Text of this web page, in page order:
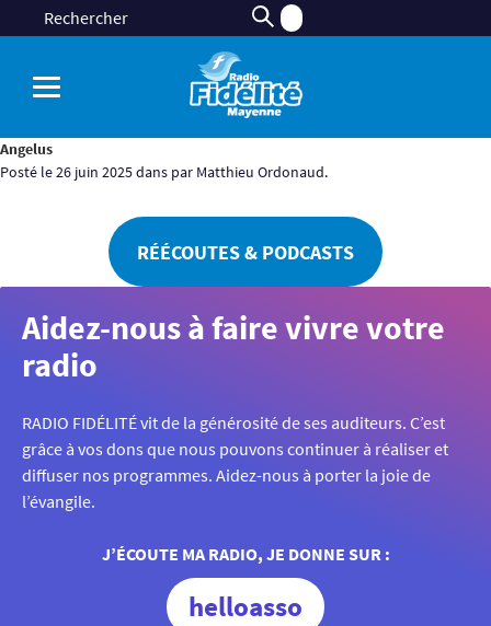
Angelus
Posté le 26 juin 2025 dans par Matthieu Ordonaud.
RÉÉCOUTES & PODCASTS
Aidez-nous à faire vivre votre
radio
RADIO FIDÉLITÉ vit de la générosité de ses auditeurs. C’est
grâce à vos dons que nous pouvons continuer à réaliser et
diffuser nos programmes. Aidez-nous à porter la joie de
l’évangile.
J’ÉCOUTE MA RADIO, JE DONNE SUR :
helloasso